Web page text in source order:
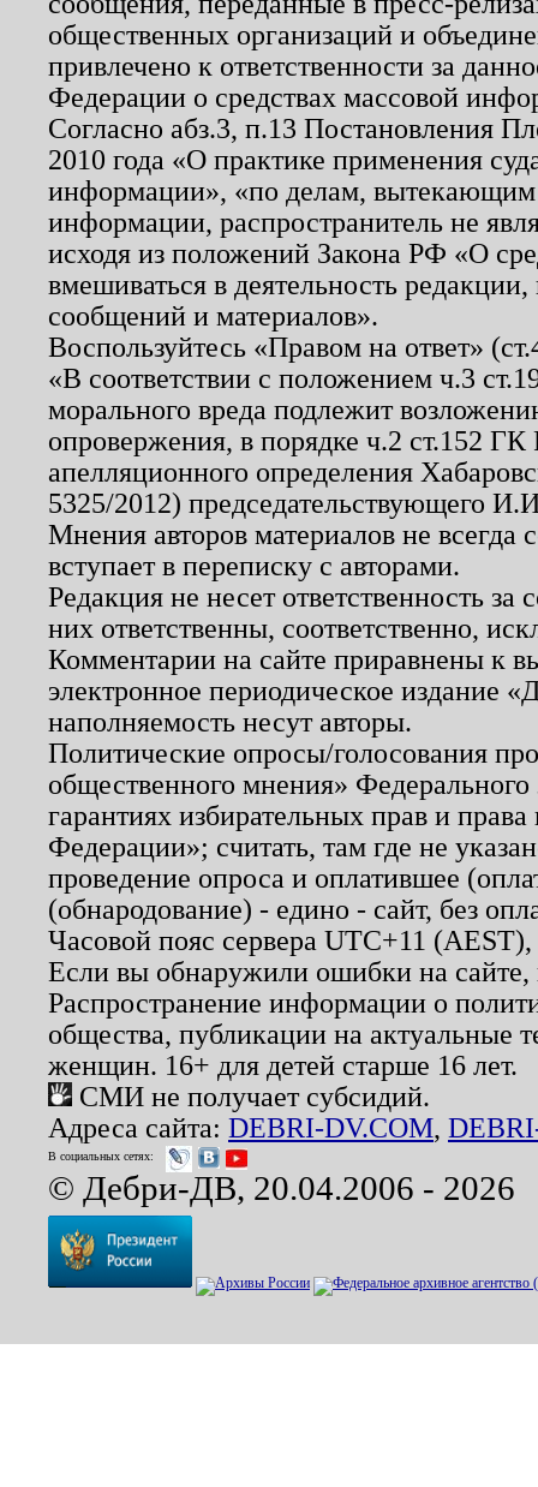
общественных организаций и
привлечено к ответственности за
Федерации о средствах массовой
Согласно абз.3, п.13 Постановления
2010 года «О практике применения
информации», «по делам, вытекающим
информации, распространитель не
исходя из положений Закона РФ «О
вмешиваться в деятельность
сообщений и материалов».
Воспользуйтесь «Правом на ответ»
«В соответствии с положением ч.3
морального вреда подлежит
опровержения, в порядке ч.2 ст.152
апелляционного определения
5325/2012) председательствующего
Мнения авторов материалов не
вступает в переписку с авторами.
Редакция не несет ответственность
них ответственны, соответственно,
Комментарии на сайте приравнены к
электронное периодическое издание
наполняемость несут авторы.
Политические опросы/голосования
общественного мнения»
гарантиях избирательных прав и
Федерации»; считать, там где не
проведение опроса и оплатившее
(обнародование) - едино - сайт, без
Часовой пояс сервера UTC+11
Если вы обнаружили ошибки на
Распространение информации о
общества, публикации на актуальные
женщин. 16+ для детей старше 16 лет.
СМИ не получает субсидий.
Адреса сайта: DEBRI-DV.COM,
В социальных сетях:
© Дебри-ДВ, 20.04.2006 - 2026